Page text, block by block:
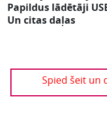
Papildus lādētāji
Un citas daļas
Spied šeit un